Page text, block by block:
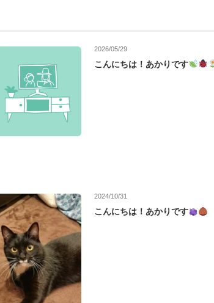
2026/05/29
こんにちは！あかりです
2024/10/31
こんにちは！あかりです